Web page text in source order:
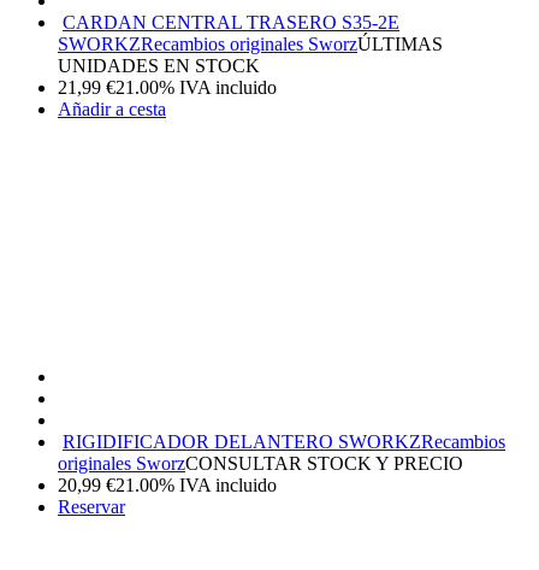
CARDAN CENTRAL TRASERO S35-2E
SWORKZRecambios originales SworzÚLTIMAS
UNIDADES EN STOCK
21,99 €21.00% IVA incluido
Añadir a cesta
RIGIDIFICADOR DELANTERO SWORKZRecambios
originales SworzCONSULTAR STOCK Y PRECIO
20,99 €21.00% IVA incluido
Reservar